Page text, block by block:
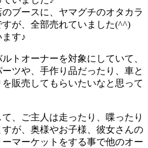
ブースに、ヤマグチのオタカラ
が、全部売れていました(^^)
す♪
トオーナーを対象にしていて、
ツや、手作り品だったり、車と
販売してもらいたいなと思って
、ご主人は走ったり、喋ったり
が、奥様やお子様、彼女さんの
マーケットをする事で他のオー